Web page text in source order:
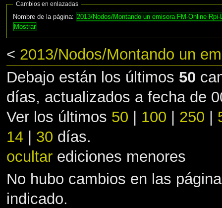
Cambios en enlazadas
Nombre de la página:
< 2013/Nodos/Montando un
Debajo están los últimos 50
días, actualizados a fecha de
Ver los últimos 50 | 100 | 250 |
14| 30 días.
ocultarediciones menores
No hubo cambios en las
indicado.